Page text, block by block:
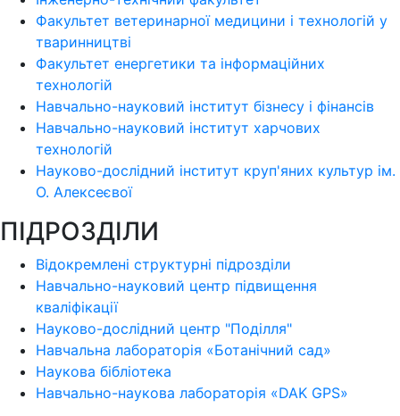
Факультет ветеринарної медицини і технологій у
тваринництві
Факультет енергетики та інформаційних
технологій
Навчально-науковий інститут бізнесу і фінансів
Навчально-науковий інститут харчових
технологій
Науково-дослідний інститут круп'яних культур ім.
О. Алексеєвої
ПІДРОЗДІЛИ
Відокремлені структурні підрозділи
Навчально-науковий центр підвищення
кваліфікації
Науково-дослідний центр "Поділля"
Навчальна лабораторія «Ботанічний сад»
Наукова бібліотека
Навчально-наукова лабораторія «DAK GPS»